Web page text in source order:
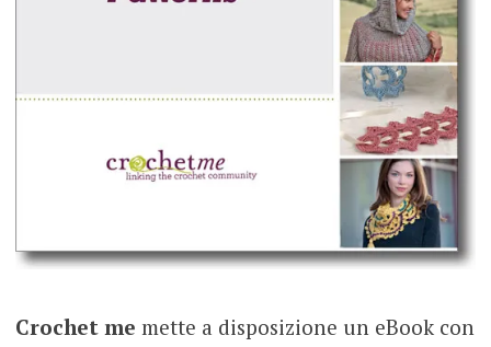
Crochet me mette a disposizione un eBook con